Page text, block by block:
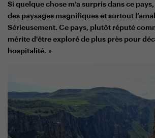
Si quelque chose m’a surpris dans ce
des paysages magnifiques et surtout
Sérieusement. Ce pays, plutôt réputé
mérite d'être exploré de plus près pour
hospitalité. »